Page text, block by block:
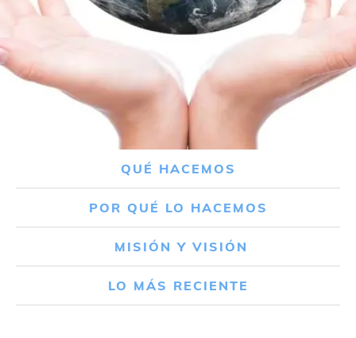
QUÉ HACEMOS
POR QUÉ LO HACEMOS
MISIÓN Y VISIÓN
LO MÁS RECIENTE